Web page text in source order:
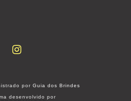
por Guia dos Brindes
desenvolvido por